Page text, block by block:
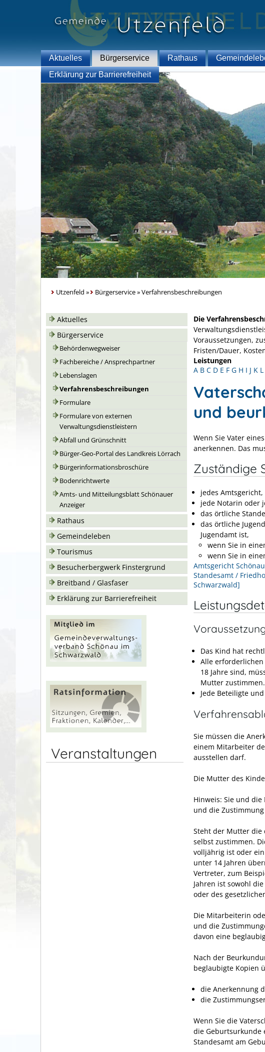
Aktuelles Bürgerservice Rathaus
Erklärung zur Barrierefreiheit
Utzenfeld » Bürgerservice»Verfahrensbeschreibungen
Aktuelles
Bürgerservice
Behördenwegweiser
Fachbereiche / Ansprechpartner
Lebenslagen
Verfahrensbeschreibungen
Formulare
Formulare von externen
Verwaltungsdienstleistern
Abfall und Grünschnitt
Bürger-Geo-Portal des Landkreis Lörrach
Bürgerinformationsbroschüre
Bodenrichtwerte
Amts- und Mitteilungsblatt Schönauer
Anzeiger
Rathaus
Gemeindeleben
Tourismus
Besucherbergwerk Finstergrund
Breitband / Glasfaser
Erklärung zur Barrierefreiheit
Veranstaltungen
Die
Voraussetzungen,
Fristen/Dauer,
Leistungen
A B C D E F G H I J K L
und
Wenn Sie Vater
anerkennen. Das
Zuständige
jedes Amtsgericht,
jede Notarin oder
das örtliche
das örtliche
Jugendamt ist,
wenn Sie in
wenn Sie in
Amtsgericht
Standesamt /
Schwarzwald]
Das Kind hat
Alle
18 Jahre sind,
Mutter zustimmen.
Jede Beteiligte
Sie müssen die
einem Mitarbeiter
ausstellen darf.
Die Mutter des
Hinweis: Sie und die
und die
Steht der Mutter die
selbst zustimmen.
volljährig ist oder
unter 14 Jahren
Vertreter, zum
Jahren ist sowohl
oder des
Die Mitarbeiterin
und die
davon eine
Nach der
beglaubigte Kopien
die Anerkennung
die
Wenn Sie die
die Geburtsurkunde
Standesamt am